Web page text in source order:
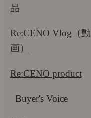
品
Re:CENO Vlog（動
画）
Re:CENO product
Buyer's Voice